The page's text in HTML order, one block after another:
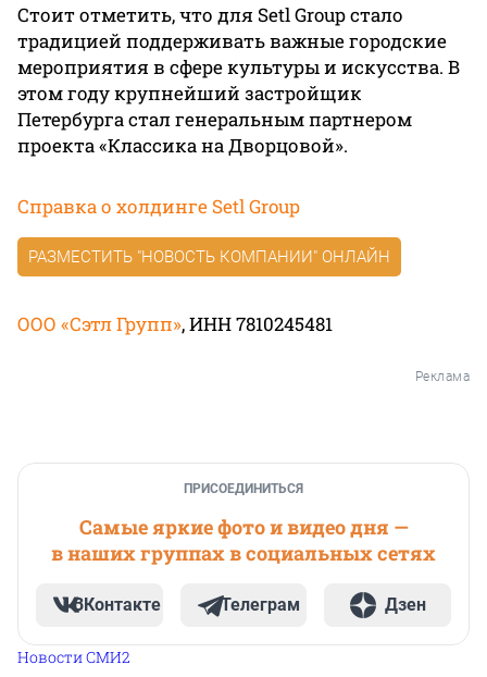
Стоит отметить, что для Setl Group стало
традицией поддерживать важные городские
мероприятия в сфере культуры и искусства. В
этом году крупнейший застройщик
Петербурга стал генеральным партнером
проекта «Классика на Дворцовой».
Справка о холдинге Setl Group
РАЗМЕСТИТЬ "НОВОСТЬ КОМПАНИИ" ОНЛАЙН
ООО «Сэтл Групп», ИНН 7810245481
Реклама
ПРИСОЕДИНИТЬСЯ
Самые яркие фото и видео дня —
в наших группах в социальных сетях
ВКонтакте Телеграм Дзен
Новости СМИ2